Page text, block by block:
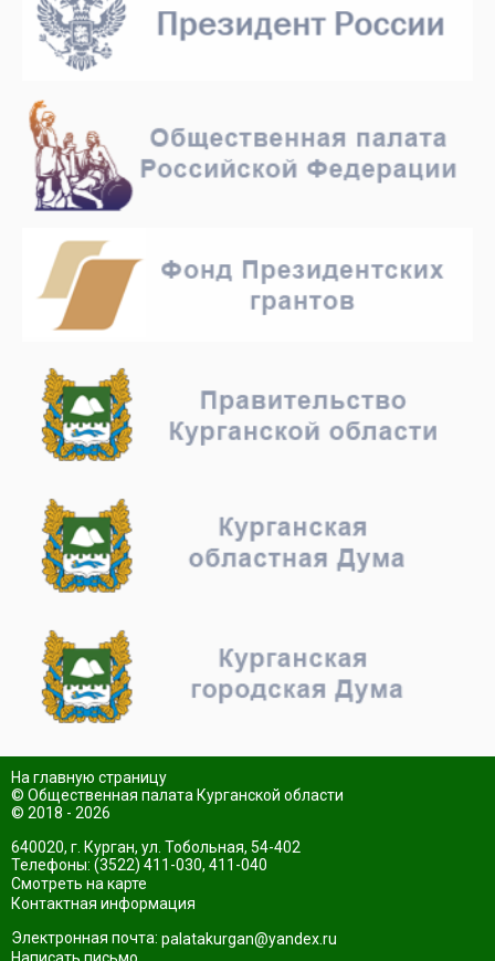
На главную страницу
© Общественная палата Курганской области
© 2018 - 2026
640020, г. Курган, ул. Тобольная, 54-402
Телефоны: (3522) 411-030, 411-040
Смотреть на карте
Контактная информация
Электронная почта: palatakurgan@yandex.ru